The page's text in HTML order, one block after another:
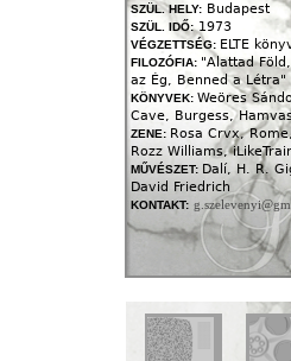
SZÜL. HELY: Budapest
SZÜL. IDŐ: 1973
VÉGZETTSÉG: ELTE
FILOZÓFIA: "Alattad
az Ég, Benned a Létra"
KÖNYVEK: Weöres
Cave, Burgess,
ZENE: Rosa Crvx,
Rozz Williams,
MŰVÉSZET: Dalí, H. R.
David Friedrich
KONTAKT: